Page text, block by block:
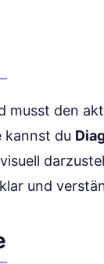
musst den
kannst du
und